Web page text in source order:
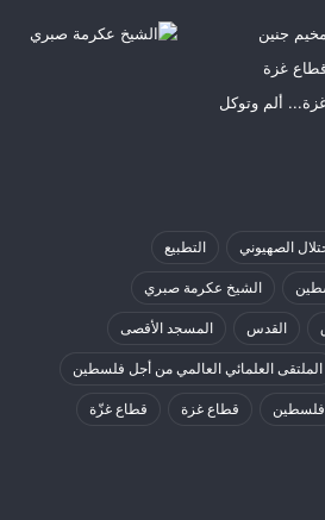
الصهيوني التطبيع
الشيخ عكرمة صبري
القدس المسجد الأقصى
الملتقى العلمائي العالمي من أجل فلسطين
فلسطين قطاع غزة قطاع غزّة